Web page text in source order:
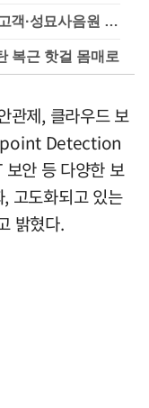
'가성비 워터밤' 한강수영장…문신고객·성묘사음원 민원
복근 핫걸 몸매로
관제, 클라우드 보
Detection
안 등 다양한 보
고도화되고 있는
밝혔다.